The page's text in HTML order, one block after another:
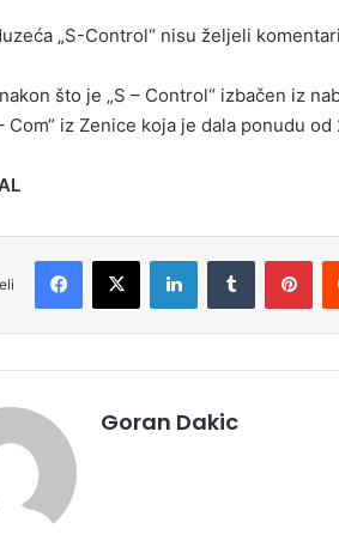
„S-Control“ nisu željeli
što je „S – Control“ izbačen iz
Com“ iz Zenice koja je dala ponudu od
Goran Dakic